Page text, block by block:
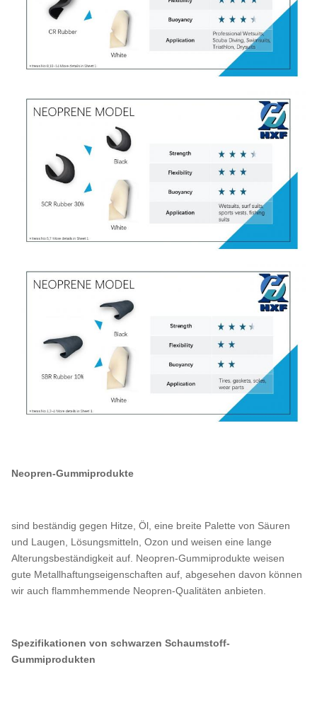
Neopren-Gummiprodukte
sind beständig gegen Hitze, Öl, eine breite Palette von Säuren
und Laugen, Lösungsmitteln, Ozon und weisen eine lange
Alterungsbeständigkeit auf. Neopren-Gummiprodukte weisen
gute Metallhaftungseigenschaften auf, abgesehen davon können
wir auch flammhemmende Neopren-Qualitäten anbieten.
Spezifikationen von schwarzen Schaumstoff-
Gummiprodukten